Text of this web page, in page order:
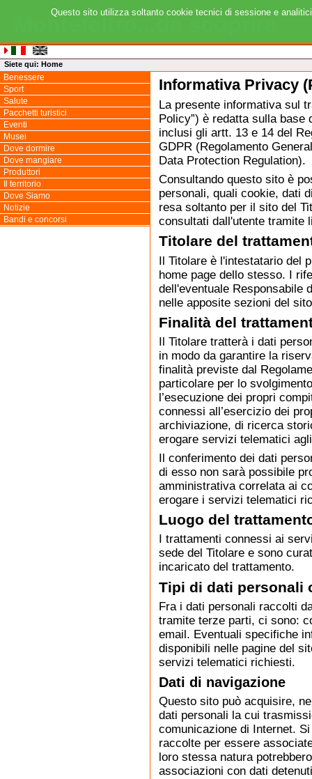
Montefeltro...da scoprire
Siete qui: Home
Benessere
Sport
Salute
Pacchetti turistici
Eventi
Musei
Dove dormire
Dove mangiare
Produttori
Il territorio
Dove Siamo
Notizie
Bandi e concorsi
Informativa Privacy
La presente informativa sul
Policy”) è redatta sulla
inclusi gli artt. 13 e 14 del
GDPR (Regolamento
Data Protection Regulation).
Consultando questo sito è
personali, quali cookie, dati
resa soltanto per il sito del
consultati dall'utente tramite
Titolare del
Il Titolare è l'intestatario del
home page dello stesso. I
dell'eventuale Responsabile
nelle apposite sezioni del
Finalità del
Il Titolare tratterà i dati
in modo da garantire la
finalità previste dal
particolare per lo
l’esecuzione dei propri
connessi all’esercizio dei
archiviazione, di ricerca
erogare servizi telematici
Il conferimento dei dati
di esso non sarà possibile
amministrativa correlata ai
erogare i servizi telematici
Luogo del
I trattamenti connessi ai
sede del Titolare e sono
incaricato del trattamento.
Tipi di dati personali
Fra i dati personali raccolti
tramite terze parti, ci sono:
email. Eventuali specifiche
disponibili nelle pagine del
servizi telematici richiesti.
Dati di navigazione
Questo sito può acquisire,
dati personali la cui
comunicazione di Internet.
raccolte per essere
loro stessa natura
associazioni con dati
Questo sito utilizza soltanto cookie tecnici di sessione e